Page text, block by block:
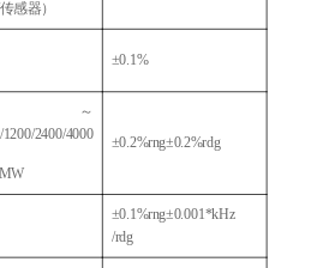
感器）
±0.1%
2400/4000
±0.2%rng±0.2%rdg
±0.1%rng±0.001*kHz
/rdg